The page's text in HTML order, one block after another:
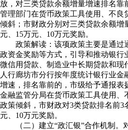
放，对三类贷款余额增量增速排名靠
管理部门在货币政策工具使用、不良
倾斜；市财政分别对三类贷款余额增
元、15万元、10万元奖励。
政策解读：该项政策主要是通过
政资金奖励等方式，引导和推动银行
微信用贷款、制造业中长期贷款和现
人行廊坊市分行按年度统计银行业金
增速，排名靠前的，市级给予通报表
金融监管分局在货币政策工具使用、
政策倾斜，市财政对3类贷款排名前3
元、10万元奖励。
（二）建立“政汇银”合作机制